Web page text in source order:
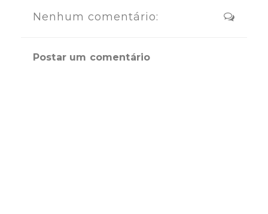
Nenhum comentário:
Postar um comentário